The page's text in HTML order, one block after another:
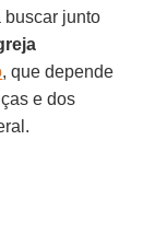
buscar junto
, que depende
e dos